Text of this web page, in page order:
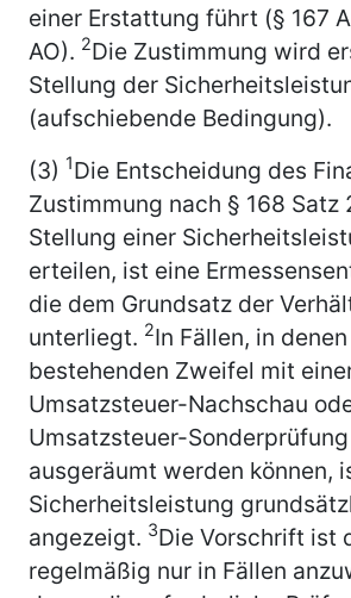
einer Erstattung führt (§ 167
AO). 2Die Zustimmung wird
Stellung der
(aufschiebende Bedingung).
(3) 1Die Entscheidung des
Zustimmung nach § 168 Satz
Stellung einer
erteilen, ist eine
die dem Grundsatz der
unterliegt. 2In Fällen, in
bestehenden Zweifel mit
Umsatzsteuer-Nachschau
Umsatzsteuer-
ausgeräumt werden können,
Sicherheitsleistung
angezeigt. 3Die Vorschrift ist
regelmäßig nur in Fällen